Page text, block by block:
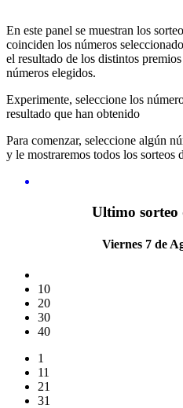
En este panel se muestran los
coinciden los números
el resultado de los distintos
números elegidos.
Experimente, seleccione los
resultado que han obtenido
Para comenzar, seleccione algún
y le mostraremos todos los sorteos
Ultimo sorteo
Viernes 7 de
10
20
30
40
1
11
21
31